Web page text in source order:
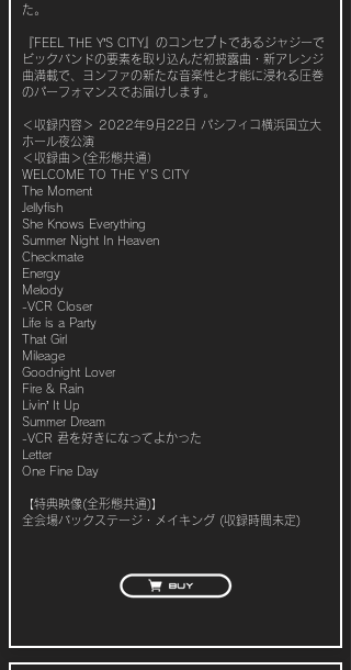
た。
『FEEL THE Y’S CITY』のコンセプトであるジャジーで
ビックバンドの要素を取り込んだ初披露曲・新アレンジ
曲満載で、ヨンファの新たな音楽性と才能に浸れる圧巻
のパーフォマンスでお届けします。
＜収録内容＞ 2022年9月22日 パシフィコ横浜国立大
ホール夜公演
＜収録曲＞(全形態共通）
WELCOME TO THE Y'S CITY
The Moment
Jellyfish
She Knows Everything
Summer Night In Heaven
Checkmate
Energy
Melody
-VCR Closer
Life is a Party
That Girl
Mileage
Goodnight Lover
Fire & Rain
Livin’ It Up
Summer Dream
-VCR 君を好きになってよかった
Letter
One Fine Day
【特典映像(全形態共通)】
全会場バックステージ・メイキング (収録時間未定)